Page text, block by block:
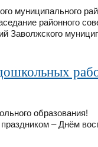
муниципального
районного
Заволжского
образования!
– Днём